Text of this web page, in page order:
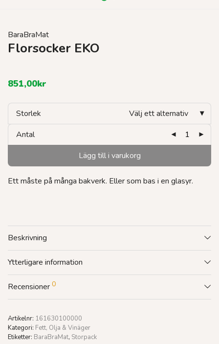
BaraBraMat
Florsocker EKO
851,00kr
Storlek
Välj ett alternativ
Antal
Lägg till i varukorg
Ett måste på många bakverk. Eller som bas i en glasyr.
Beskrivning
Ytterligare information
Recensioner 0
Artikelnr: 161630100000
Kategori: Fett, Olja & Vinäger
Etiketter: BaraBraMat, Storpack